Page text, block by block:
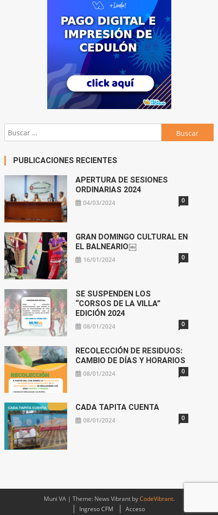
Buscar:
PUBLICACIONES RECIENTES
APERTURA DE SESIONES
ORDINARIAS 2024
04/03/2024 0
GRAN DOMINGO CULTURAL EN
EL BALNEARIO￼
16/01/2024 0
SE SUSPENDEN LOS
“CORSOS DE LA VILLA”
EDICIÓN 2024
08/01/2024 0
RECOLECCIÓN DE RESIDUOS:
CAMBIO DE DÍAS Y HORARIOS
08/01/2024 0
CADA TAPITA CUENTA
08/01/2024 0
Muni VA | Theme: News Vibrant byCodeVibrant.
Ingreso CFM
Acceso